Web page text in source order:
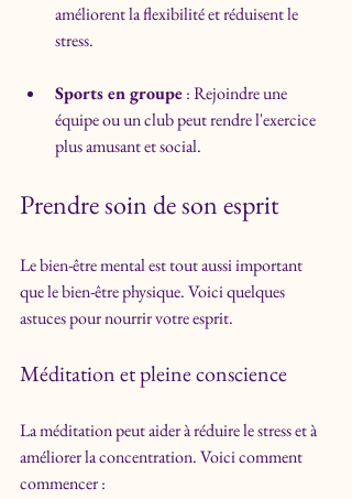
améliorent la flexibilité et réduisent le
stress.
Sports en groupe : Rejoindre une
équipe ou un club peut rendre l'exercice
plus amusant et social.
Prendre soin de son esprit
Le bien-être mental est tout aussi important
que le bien-être physique. Voici quelques
astuces pour nourrir votre esprit.
Méditation et pleine conscience
La méditation peut aider à réduire le stress et à
améliorer la concentration. Voici comment
commencer :